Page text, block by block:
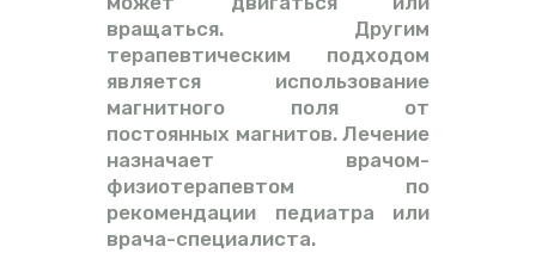
вращаться. Другим
терапевтическим подходом
является использование
магнитного поля от
постоянных магнитов. Лечение
назначает врачом-
физиотерапевтом по
рекомендации педиатра или
врача-специалиста.